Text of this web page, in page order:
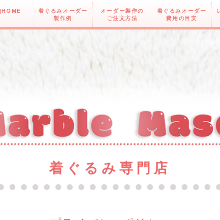
着ぐるみオーダー
製作例
オーダー製作の
ご注文方法
着ぐるみオーダー
費用の目安
着ぐるみ専門店